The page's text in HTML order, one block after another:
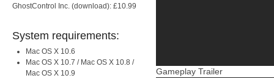
GhostControl Inc. (download): £10.99
System requirements:
Mac OS X 10.6
Mac OS X 10.7 / Mac OS X 10.8 /
Mac OS X 10.9
Gameplay Trailer